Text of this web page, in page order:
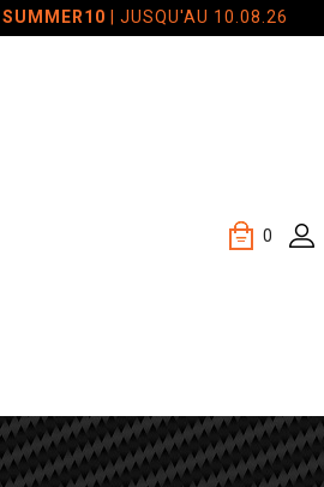
SUMMER10 | JUSQU'AU 10.08.26
0